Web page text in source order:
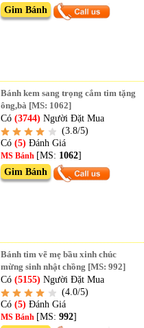
Gim Bánh
Bánh kem sang trọng cắm tim tặng
ông,bà [MS: 1062]
Có(3744) Người Đặt Mua
(3.8/5)
Có (5)Đánh Giá
MS Bánh [MS: 1062]
Gim Bánh
Bánh tim vẽ mẹ bầu xinh chúc
mừng sinh nhật chồng [MS: 992]
Có(5155) Người Đặt Mua
(4.0/5)
Có (5)Đánh Giá
MS Bánh [MS:992]